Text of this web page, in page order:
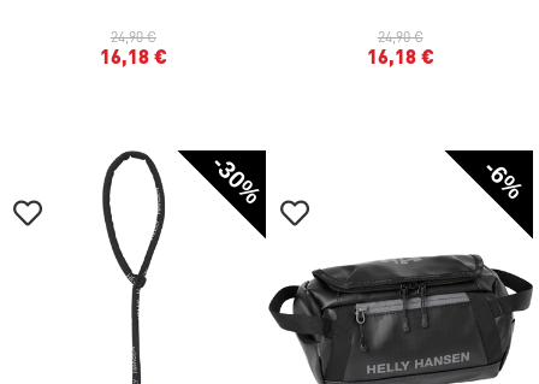
24,90 €
16,18 €
24,90 €
16,18 €
-30% -6%